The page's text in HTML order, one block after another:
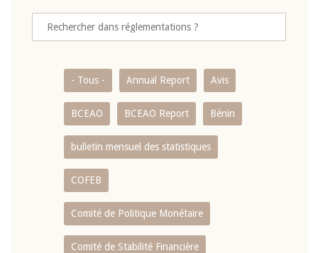
- Tous - Annual Report Avis
BCEAO BCEAO Report Bénin
bulletin mensuel des statistiques
COFEB
Comité de Politique Monétaire
Comité de Stabilité Financière